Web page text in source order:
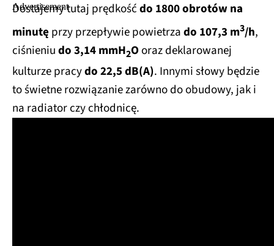
Dostajemy tutaj prędkośćdo 1800 obrotów na
minutęprzy przepływie powietrzado 107,3 m3/h,
ciśnieniudo 3,14 mmH2Ooraz deklarowanej
kulturze pracydo 22,5 dB(A). Innymi słowy będzie
to świetne rozwiązanie zarówno do obudowy, jak i
na radiator czy chłodnicę.